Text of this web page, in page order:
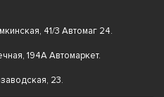
41/3 Автомаг 24.
194А Автомаркет.
23.